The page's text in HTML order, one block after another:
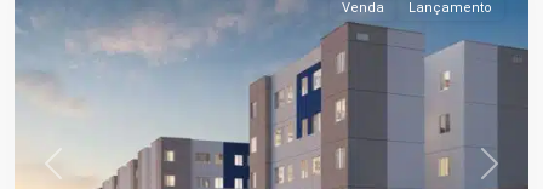
Previous Next
Venda Lançamento